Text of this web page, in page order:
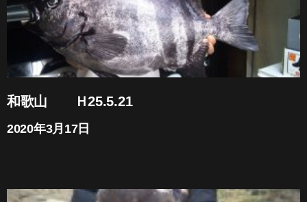
和歌山 Ｈ25.5.21
2020年3月17日